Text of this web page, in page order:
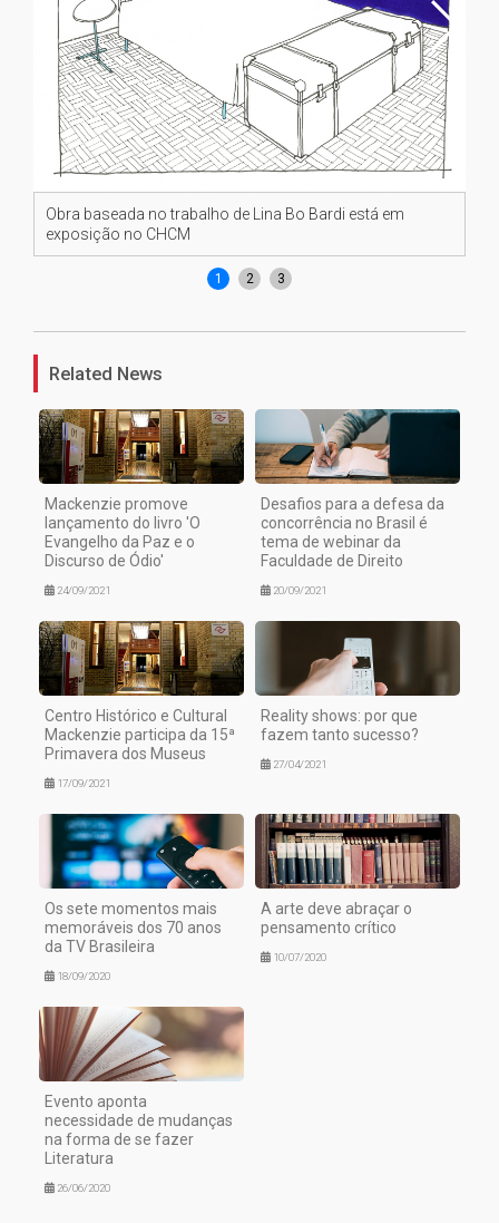
Obra baseada no trabalho de Lina Bo Bardi está em
exposição no CHCM
1 2 3
Related News
Mackenzie promove
lançamento do livro 'O
Evangelho da Paz e o
Discurso de Ódio'
24/09/2021
Desafios para a defesa da
concorrência no Brasil é
tema de webinar da
Faculdade de Direito
20/09/2021
Centro Histórico e Cultural
Mackenzie participa da 15ª
Primavera dos Museus
17/09/2021
Reality shows: por que
fazem tanto sucesso?
27/04/2021
Os sete momentos mais
memoráveis dos 70 anos
da TV Brasileira
18/09/2020
A arte deve abraçar o
pensamento crítico
10/07/2020
Evento aponta
necessidade de mudanças
na forma de se fazer
Literatura
26/06/2020